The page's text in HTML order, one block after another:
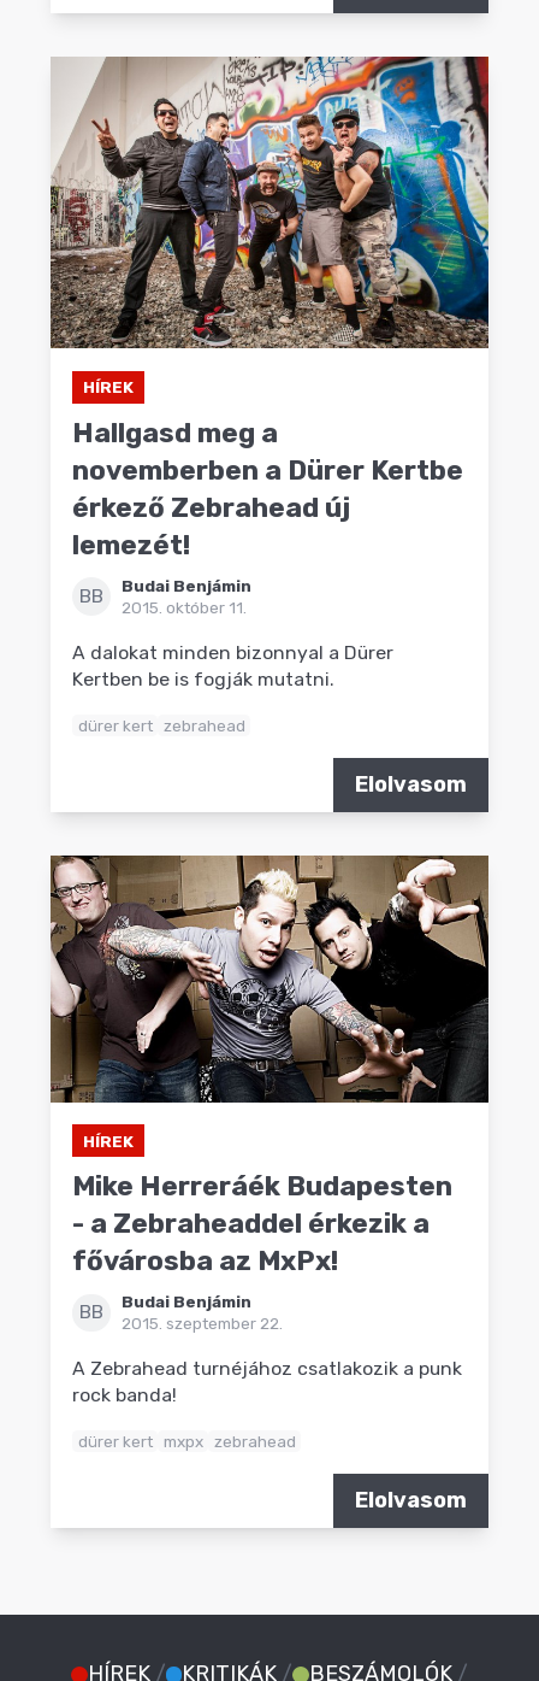
HÍREK
Hallgasd meg a
novemberben a Dürer Kertbe
érkező Zebrahead új
lemezét!
BB
Budai Benjámin
2015. október 11.
A dalokat minden bizonnyal a Dürer
Kertben be is fogják mutatni.
dürer kert zebrahead
Elolvasom
HÍREK
Mike Herreráék Budapesten
- a Zebraheaddel érkezik a
fővárosba az MxPx!
BB
Budai Benjámin
2015. szeptember 22.
A Zebrahead turnéjához csatlakozik a punk
rock banda!
dürer kert mxpx zebrahead
Elolvasom
HÍREK / KRITIKÁK / BESZÁMOLÓK /